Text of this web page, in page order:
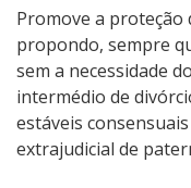
Promove a proteção
propondo, sempre
sem a necessidade
intermédio de
estáveis
extrajudicial de